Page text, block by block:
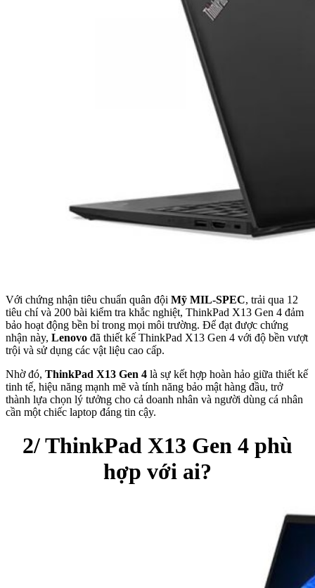
Với chứng nhận tiêu chuẩn quân đội Mỹ MIL-SPEC, trải qua 12
tiêu chí và 200 bài kiểm tra khắc nghiệt, ThinkPad X13 Gen 4 đảm
bảo hoạt động bền bỉ trong mọi môi trường. Để đạt được chứng
nhận này, Lenovo đã thiết kế ThinkPad X13 Gen 4 với độ bền vượt
trội và sử dụng các vật liệu cao cấp.
Nhờ đó, ThinkPad X13 Gen 4 là sự kết hợp hoàn hảo giữa thiết kế
tinh tế, hiệu năng mạnh mẽ và tính năng bảo mật hàng đầu, trở
thành lựa chọn lý tưởng cho cả doanh nhân và người dùng cá nhân
cần một chiếc laptop đáng tin cậy.
2/ ThinkPad X13 Gen 4 phù
hợp với ai?